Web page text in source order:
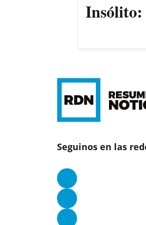
Insólito:
Seguinos en las